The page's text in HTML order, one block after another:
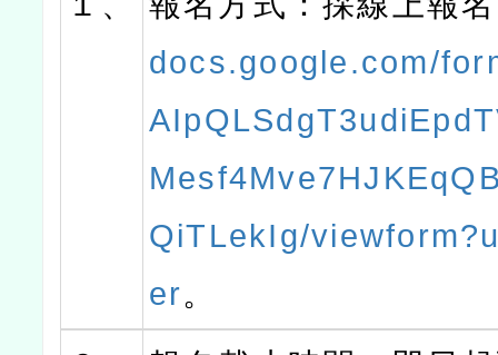
docs.google.com/
QiTLekIg/
er。